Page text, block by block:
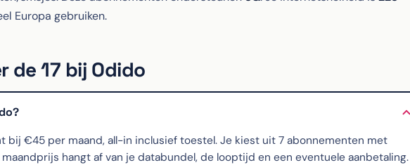
Europa gebruiken.
de 17 bij Odido
bij €45 per maand, all-in inclusief toestel. Je kiest uit 7 abonnementen met
hangt af van je databundel, de looptijd en een eventuele aanbetaling.